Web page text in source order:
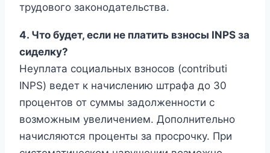
трудового законодательства.
4. Что будет, если не платить взносы INPS за
сиделку?
Неуплата социальных взносов (contributi
INPS) ведет к начислению штрафа до 30
процентов от суммы задолженности с
возможным увеличением. Дополнительно
начисляются проценты за просрочку. При